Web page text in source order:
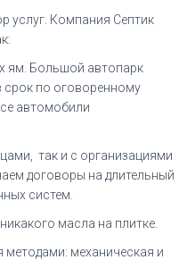
услуг. Компания Септик
ям. Большой автопарк
срок по оговоренному
автомобили
так и с организациями
договоры на длительный
систем.
масла на плитке.
методами: механическая и